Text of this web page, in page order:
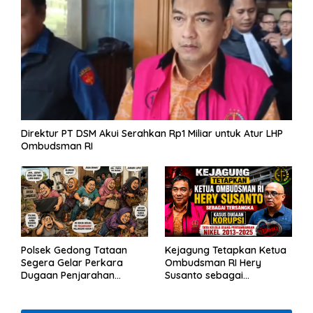
Direktur PT DSM Akui Serahkan Rp1 Miliar untuk Atur LHP
Ombudsman RI
Polsek Gedong Tataan
Segera Gelar Perkara
Dugaan Penjarahan
Kejagung Tetapkan Ketua
Ombudsman RI Hery
Susanto sebagai